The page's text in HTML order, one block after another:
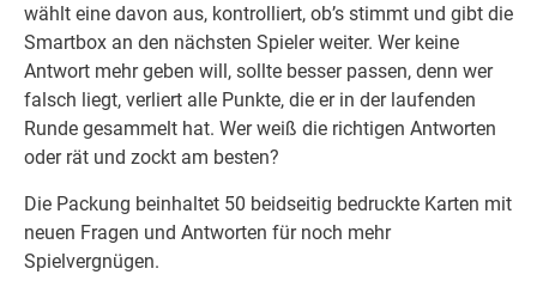
wählt eine davon aus, kontrolliert, ob’s stimmt und gibt die
Smartbox an den nächsten Spieler weiter. Wer keine
Antwort mehr geben will, sollte besser passen, denn wer
falsch liegt, verliert alle Punkte, die er in der laufenden
Runde gesammelt hat. Wer weiß die richtigen Antworten
oder rät und zockt am besten?
Die Packung beinhaltet 50 beidseitig bedruckte Karten mit
neuen Fragen und Antworten für noch mehr
Spielvergnügen.